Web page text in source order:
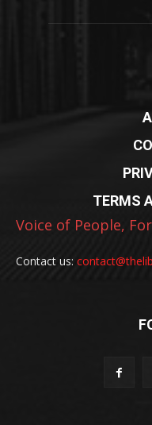
TERMS
Voice of People,
Contact us: